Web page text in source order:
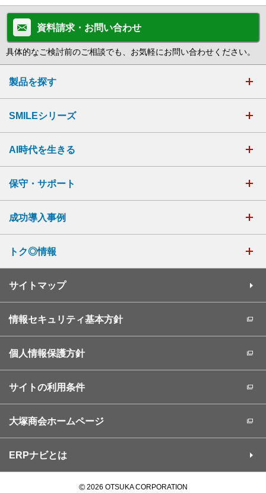
資料請求・お問い合わせ
具体的なご検討前のご相談でも、お気軽にお問い合わせください。
製品を探す
SMILEシリーズ
AI時代を生きる
保守・サポート
成功導入事例
トク◎情報
サイトマップ
情報セキュリティ基本方針
個人情報保護方針
サイトの利用条件
大塚商会ホームページ
ERPナビとは
©2026 OTSUKA CORPORATION